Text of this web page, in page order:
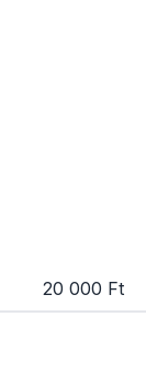
20 000 Ft